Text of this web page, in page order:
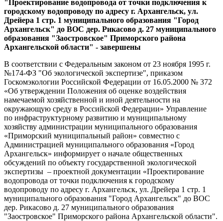
"Проектирование водопровода от точки подключения к
городскому водопроводу по адресу г. Архангельск, ул.
Дрейера 1 стр. 1 муниципального образования "Город
Архангельск" до ВОС дер. Рикасово д. 27 муниципального
образования "Заостровское" Приморского района
Архангельской области" - завершены
В соответствии с Федеральным законом от 23 ноября 1995 г.
№174-ФЗ "Об экологической экспертизе", приказом
Госкомэкологии Российской Федерации от 16.05.2000 № 372
«Об утверждении Положения об оценке воздействия
намечаемой хозяйственной и иной деятельности на
окружающую среду в Российской Федерации» Управление
по инфраструктурному развитию и муниципальному
хозяйству администрации муниципального образования
«Приморский муниципальный район» совместно с
Администрацией муниципального образования «Город
Архангельск» информирует о начале общественных
обсуждений по объекту государственной экологической
экспертизы – проектной документации «Проектирование
водопровода от точки подключения к городскому
водопроводу по адресу г. Архангельск, ул. Дрейера 1 стр. 1
муниципального образования "Город Архангельск" до ВОС
дер. Рикасово д. 27 муниципального образования
"Заостровское" Приморского района Архангельской области".